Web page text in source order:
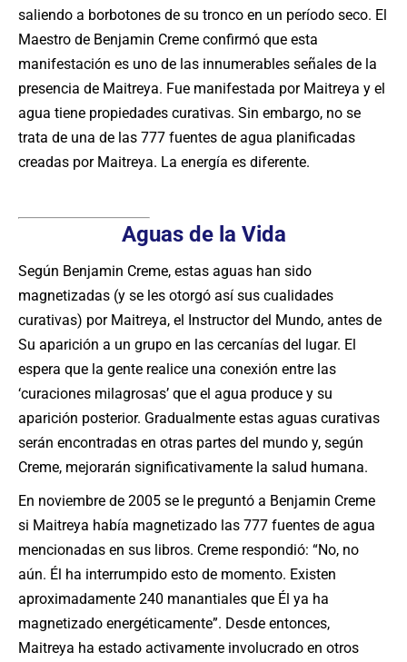
saliendo a borbotones de su tronco en un período seco. El
Maestro de Benjamin Creme confirmó que esta
manifestación es uno de las innumerables señales de la
presencia de Maitreya. Fue manifestada por Maitreya y el
agua tiene propiedades curativas. Sin embargo, no se
trata de una de las 777 fuentes de agua planificadas
creadas por Maitreya. La energía es diferente.
Aguas de la Vida
Según Benjamin Creme, estas aguas han sido
magnetizadas (y se les otorgó así sus cualidades
curativas) por Maitreya, el Instructor del Mundo, antes de
Su aparición a un grupo en las cercanías del lugar. El
espera que la gente realice una conexión entre las
‘curaciones milagrosas’ que el agua produce y su
aparición posterior. Gradualmente estas aguas curativas
serán encontradas en otras partes del mundo y, según
Creme, mejorarán significativamente la salud humana.
En noviembre de 2005 se le preguntó a Benjamin Creme
si Maitreya había magnetizado las 777 fuentes de agua
mencionadas en sus libros. Creme respondió: “No, no
aún. Él ha interrumpido esto de momento. Existen
aproximadamente 240 manantiales que Él ya ha
magnetizado energéticamente”. Desde entonces,
Maitreya ha estado activamente involucrado en otros